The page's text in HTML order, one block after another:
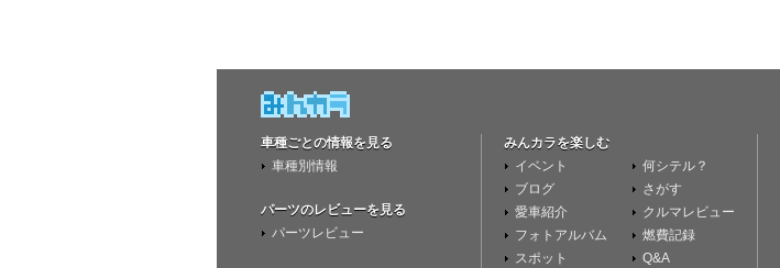
車種ごとの情報を見る
車種別情報
パーツのレビューを見る
パーツレビュー
みんカラを楽しむ
イベント
ブログ
愛車紹介
フォトアルバム
スポット
何シテル？
さがす
クルマレビュー
燃費記録
Q&A